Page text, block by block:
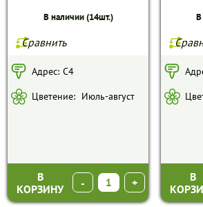
В наличии (14шт.)
Сравнить
Адрес: C4
Цветение: Июль-август
В
КОРЗИНУ
- +
В
В